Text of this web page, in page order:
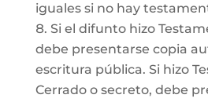
iguales si no hay
Si el difunto hizo
debe presentarse copia
escritura pública. Si hizo
Cerrado o secreto, debe